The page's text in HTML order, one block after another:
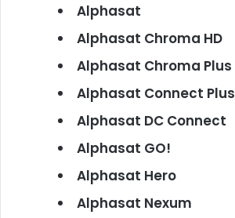
Alphasat
Alphasat Chroma HD
Alphasat Chroma Plus
Alphasat Connect Plus
Alphasat DC Connect
Alphasat GO!
Alphasat Hero
Alphasat Nexum